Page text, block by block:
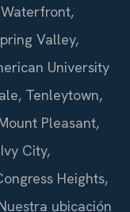
Valley,
University
Tenleytown,
Pleasant,
City,
Heights,
ubicación